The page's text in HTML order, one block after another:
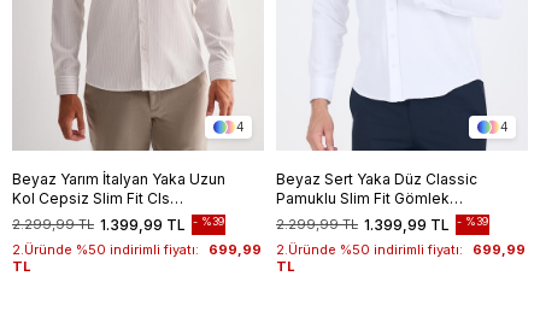
4
Beyaz Yarım İtalyan Yaka Uzun
Kol Cepsiz Slim Fit Cls
Gömlek 1004255174
1.399,99 TL
2.299,99 TL %39
2.Üründe %50 indirimli fiyatı:
699,99
TL
4
Beyaz Sert Yaka Düz Classic
Pamuklu Slim Fit Gömlek
1004250214 1.399,99 TL
2.299,99 TL %39
2.Üründe %50 indirimli fiyatı:
699,99
TL